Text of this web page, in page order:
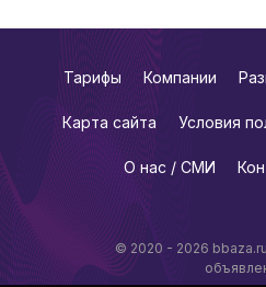
© 2020 - 2026
Тарифы Компании
Карта сайта Условия
О нас / СМИ